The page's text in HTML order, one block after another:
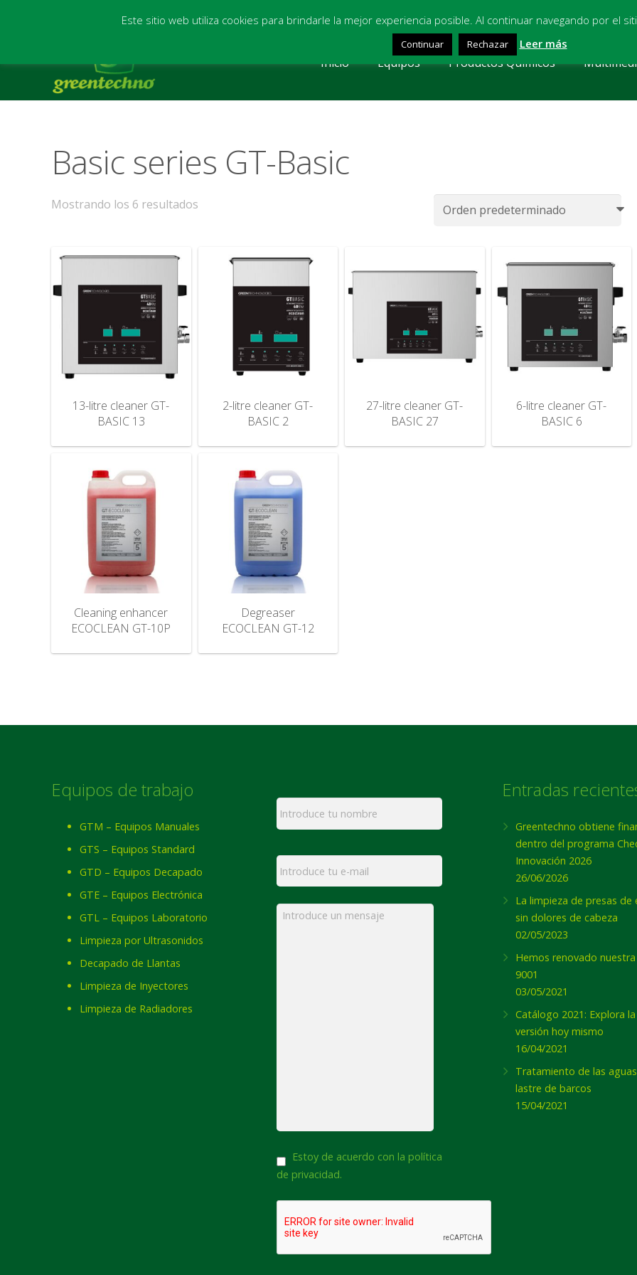
Inicio Equipos Productos Químicos
Basic series GT-Basic
Mostrando los 6 resultados
13-litre cleaner GT-
BASIC 13
2-litre cleaner GT-
BASIC 2
27-litre cleaner GT-
BASIC 27
6-litre cleaner GT-
BASIC 6
Cleaning enhancer
ECOCLEAN GT-10P
Degreaser
ECOCLEAN GT-12
Equipos de trabajo
GTM – Equipos Manuales
GTS – Equipos Standard
GTD – Equipos Decapado
GTE – Equipos Electrónica
GTL – Equipos Laboratorio
Limpieza por Ultrasonidos
Decapado de Llantas
Limpieza de Inyectores
Limpieza de Radiadores
Nombre *
Email *
Mensaje
Consentimiento
Estoy de acuerdo con la política
de privacidad.
Entradas
Greentechno obtiene
dentro del programa
Innovación 2026
26/06/2026
La limpieza de presas de
sin dolores de cabeza
02/05/2023
Hemos renovado nuestra
9001
03/05/2021
Catálogo 2021: Explora
versión hoy mismo
16/04/2021
Tratamiento de las
lastre de barcos
15/04/2021
Este sitio web utiliza cookies para brindarle la mejor experiencia posible. Al continuar navegando por el
Continuar Rechazar Leer más